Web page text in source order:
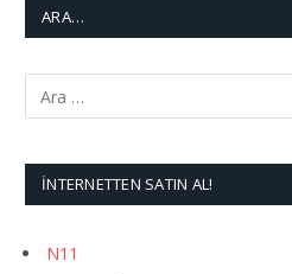
ARA…
İNTERNETTEN SATIN AL!
N11